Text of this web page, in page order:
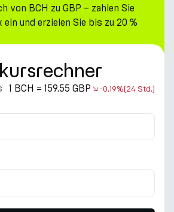
von BCH zu GBP – zahlen Sie
ein und erzielen Sie bis zu 20 %
1 BCH = 159.55 GBP -0.19%(24 Std.)